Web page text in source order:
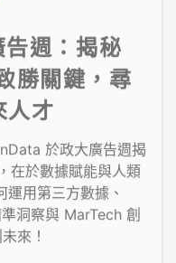
於政大廣告週揭
於數據賦能與人類
用第三方數據、
洞察與 MarTech 創
來！